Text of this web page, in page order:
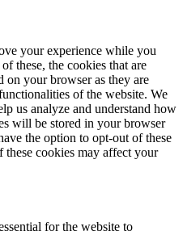
your experience while you
these, the cookies that are
on your browser as they are
of the website. We
us analyze and understand how
will be stored in your browser
the option to opt-out of these
cookies may affect your
for the website to